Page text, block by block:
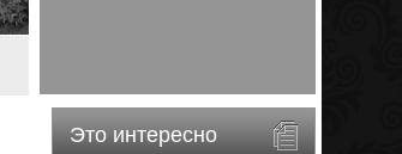
Это интересно